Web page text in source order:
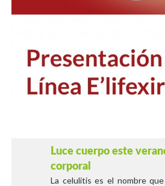
Luce cuerpo este
corporal
La celulitis es el nombre